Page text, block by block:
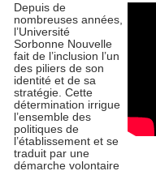
Depuis de
nombreuses années,
l’Université
Sorbonne Nouvelle
fait de l’inclusion l’un
des piliers de son
identité et de sa
stratégie. Cette
détermination irrigue
l’ensemble des
politiques de
l’établissement et se
traduit par une
démarche volontaire